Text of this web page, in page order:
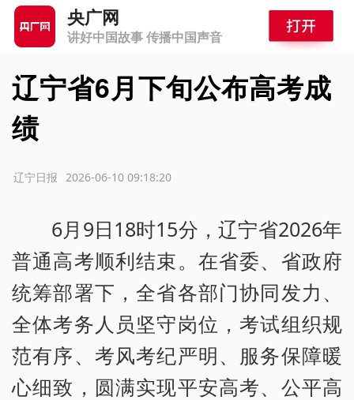
央广网
讲好中国故事 传播中国声音
辽宁省6月下旬公布高考成
绩
2026-06-10 09:18:20
辽宁日报
6月9日18时15分，辽宁省2026年
普通高考顺利结束。在省委、省政府
统筹部署下，全省各部门协同发力、
全体考务人员坚守岗位，考试组织规
范有序、考风考纪严明、服务保障暖
心细致，圆满实现平安高考、公平高